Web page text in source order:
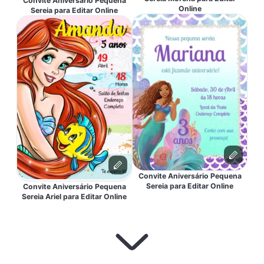
Sereia para Editar Online
Convite Aniversário Pequena
Sereia Ariel para Editar Online
Online
Convite Aniversário Pequena
Sereia para Editar Online